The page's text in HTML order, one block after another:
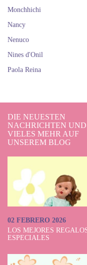
Monchhichi
Nancy
Nenuco
Nines d'Onil
Paola Reina
DIE NEUESTEN
NACHRICHTEN UND
VIELES MEHR AUF
UNSEREM BLOG
02 FEBRERO 2026
LOS MEJORES
ESPECIALES